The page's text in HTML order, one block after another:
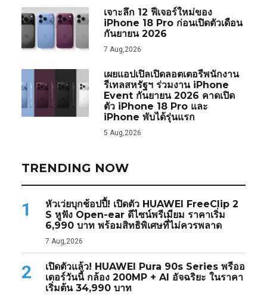
เจาะลึก 12 ฟีเจอร์ใหม่ของ
iPhone 18 Pro ก่อนเปิดตัวเดือน
กันยายน 2026
7 Aug,2026
เผยแอปเปิลเปิดลอตเตอรีพนักงาน
รีเทลสหรัฐฯ ร่วมงาน iPhone
Event กันยายน 2026 คาดเปิด
ตัว iPhone 18 Pro และ
iPhone พับได้รุ่นแรก
5 Aug,2026
TRENDING NOW
1
หัวเว่ยบุกช้อปปี้! เปิดตัว HUAWEI FreeClip 2
S หูฟัง Open-ear ดีไซน์พรีเมียม ราคาเริ่ม
6,990 บาท พร้อมสิทธิพิเศษที่ไม่ควรพลาด
7 Aug,2026
2
เปิดตัวแล้ว! HUAWEI Pura 90s Series พรีออ
เดอร์วันนี้ กล้อง 200MP + AI อัจฉริยะ ในราคา
เริ่มต้น 34,990 บาท